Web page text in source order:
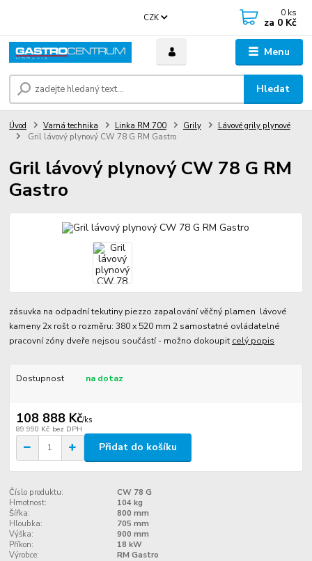
Menu
CZK
Hledat
0 ks
za 0 Kč
Úvod Varná technika Linka RM 700 Grily
Lávové grily plynové
Gril lávový plynový CW 78 G RM Gastro
Gril lávový plynový CW 78 G RM
Gastro
zásuvka na odpadní tekutiny piezzo zapalování věčný plamen lávové
kameny 2x rošt o rozměru: 380 x 520 mm 2 samostatné ovládatelné
pracovní zóny dveře nejsou součástí - možno dokoupit celý popis
Dostupnost na dotaz
108 888 Kč/ks
89 990 Kč bez DPH
Přidat do košíku
Číslo produktu:
CW 78 G
Hmotnost:
104 kg
Šířka:
800 mm
Hloubka:
705 mm
Výška:
900 mm
Příkon:
18 kW
Výrobce:
RM Gastro